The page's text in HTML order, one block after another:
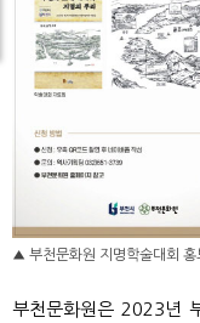
▲ 부천문화원 지명학술대회 홍
부천문화원은 2023년